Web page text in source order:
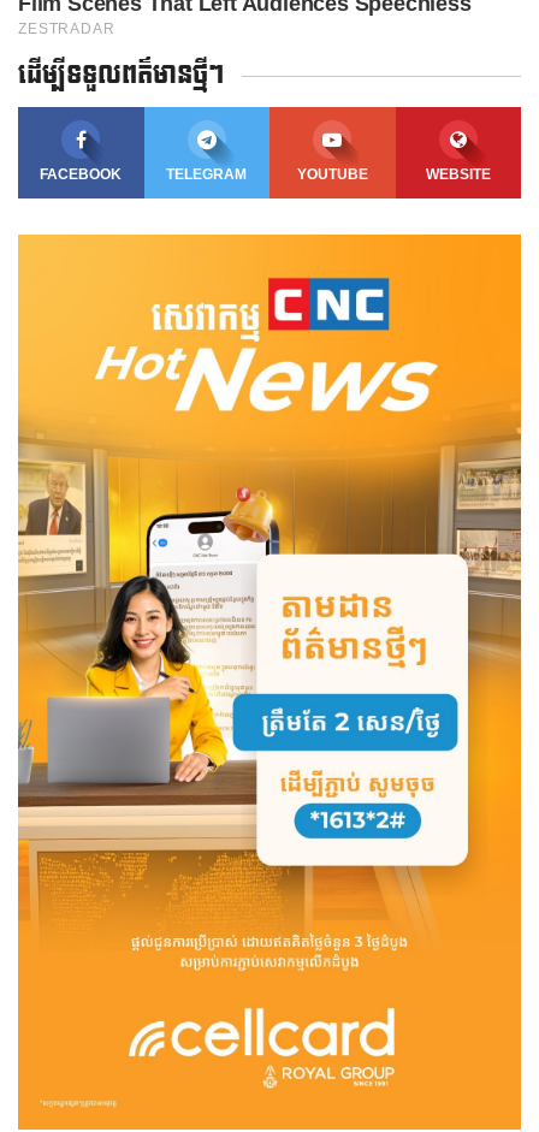
ដើម្បីទទួលពត៌មានថ្មីៗ
FACEBOOK TELEGRAM YOUTUBE WEBSITE